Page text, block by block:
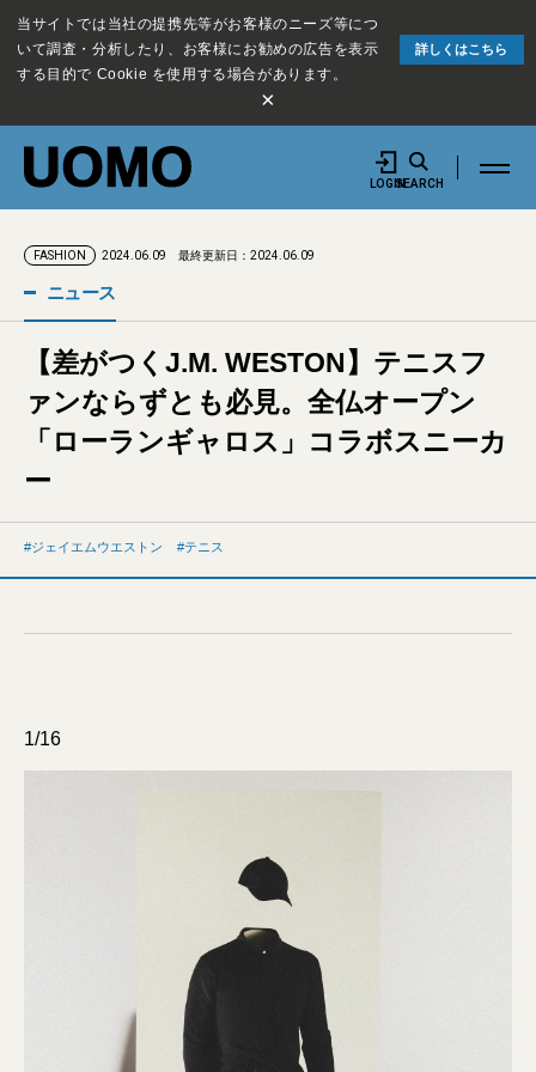
当サイトでは当社の提携先等がお客様のニーズ等につ
いて調査・分析したり、お客様にお勧めの広告を表示
する目的で Cookie を使用する場合があります。
詳しくはこちら
×
LOGINSEARCH
FASHION 2024.06.09 最終更新日：2024.06.09
ニュース
【差がつくJ.M. WESTON】テニスフ
ァンならずとも必見。全仏オープン
「ローランギャロス」コラボスニーカ
ー
ジェイエムウエストン テニス
1/16